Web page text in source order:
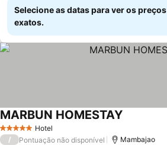
Selecione as datas para ver os preços
exatos.
5 Estrelas Hotel
MARBUN HOMESTAY
/ Pontuação não disponível Mambajao